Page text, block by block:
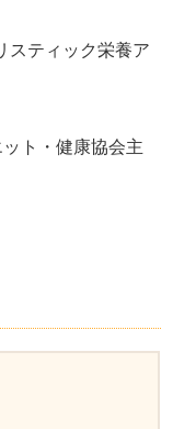
ティック栄養ア
ト・健康協会主